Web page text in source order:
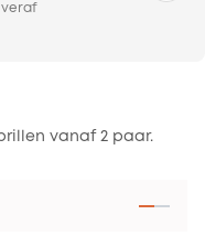
veraf
vanaf 2 paar.